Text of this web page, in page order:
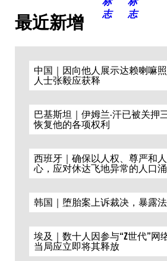
最近新增
中国｜因向他人展示达赖喇嘛
人士张毅应获释
巴基斯坦｜伊姆兰·汗已被关押
恢复他的各项权利
西班牙｜确保以人权、尊严和
心，应对休达飞地异常的人口
韩国｜堕胎案上诉裁决，暴露
埃及｜数十人因参与“Z世代”网
当局应立即将其释放